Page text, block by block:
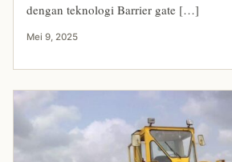
dengan teknologi Barrier gate […]
Mei 9, 2025